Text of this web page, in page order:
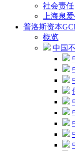
社会责任
上海泉
普洛斯资本
概览
中国